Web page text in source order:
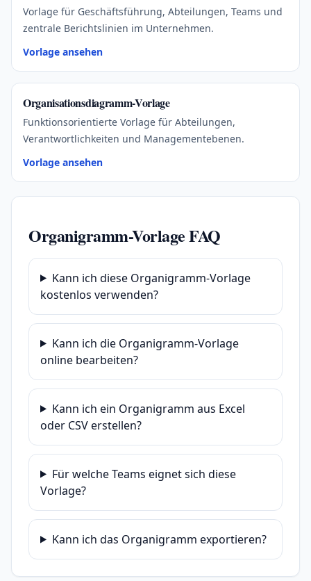
Vorlage für Geschäftsführung, Abteilungen, Teams und
zentrale Berichtslinien im Unternehmen.
Vorlage ansehen
Organisationsdiagramm-Vorlage
Funktionsorientierte Vorlage für Abteilungen,
Verantwortlichkeiten und Managementebenen.
Vorlage ansehen
Organigramm-Vorlage FAQ
Kann ich diese Organigramm-Vorlage
kostenlos verwenden?
Kann ich die Organigramm-Vorlage
online bearbeiten?
Kann ich ein Organigramm aus Excel
oder CSV erstellen?
Für welche Teams eignet sich diese
Vorlage?
Kann ich das Organigramm exportieren?